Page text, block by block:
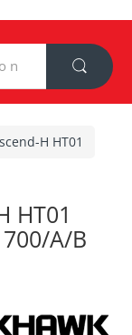
H HT01
HT01
A/B